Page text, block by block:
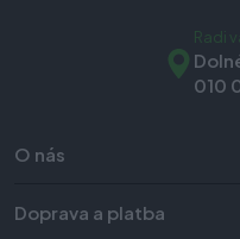
O nás
Doprava a platba
Radi
010